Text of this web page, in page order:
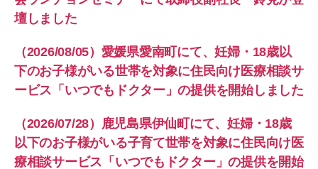
壇しました
（2026/08/05）愛媛県愛南町にて、妊婦・18歳以
下のお子様がいる世帯を対象に住民向け医療相談サ
ービス「いつでもドクター」の提供を開始しました
（2026/07/28）鹿児島県伊仙町にて、妊婦・18歳
以下のお子様がいる子育て世帯を対象に住民向け医
療相談サービス「いつでもドクター」の提供を開始